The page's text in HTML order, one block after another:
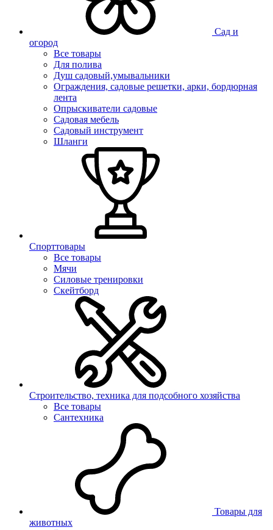
Сад и
огород
Все товары
Для полива
Душ садовый,умывальники
Ограждения, садовые решетки, арки, бордюрная
лента
Опрыскиватели садовые
Садовая мебель
Садовый инструмент
Шланги
Спорттовары
Все товары
Мячи
Силовые тренировки
Скейтборд
Строительство, техника для подсобного хозяйства
Все товары
Сантехника
Товары для
животных